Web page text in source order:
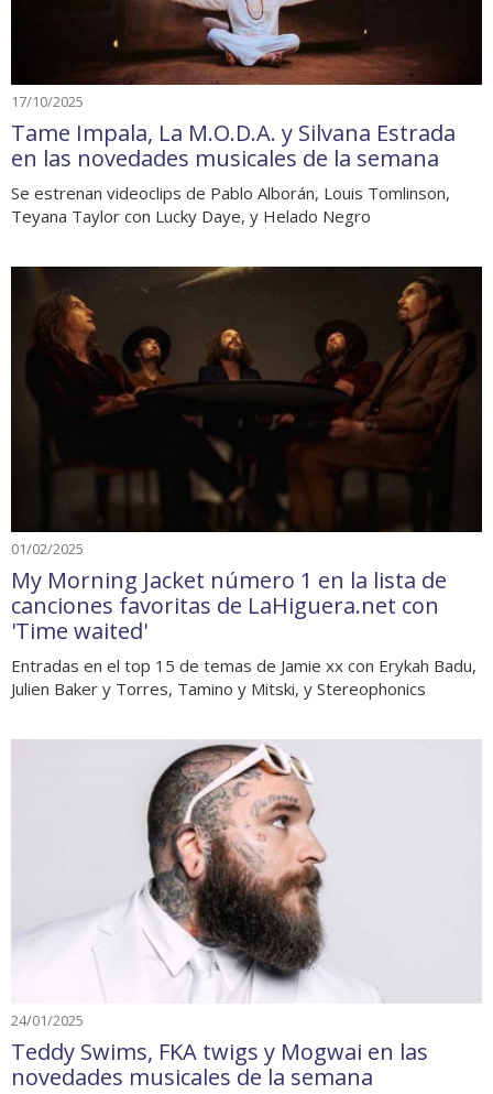
17/10/2025
Tame Impala, La M.O.D.A. y Silvana Estrada
en las novedades musicales de la semana
Se estrenan videoclips de Pablo Alborán, Louis Tomlinson,
Teyana Taylor con Lucky Daye, y Helado Negro
01/02/2025
My Morning Jacket número 1 en la lista de
canciones favoritas de LaHiguera.net con
'Time waited'
Entradas en el top 15 de temas de Jamie xx con Erykah Badu,
Julien Baker y Torres, Tamino y Mitski, y Stereophonics
24/01/2025
Teddy Swims, FKA twigs y Mogwai en las
novedades musicales de la semana